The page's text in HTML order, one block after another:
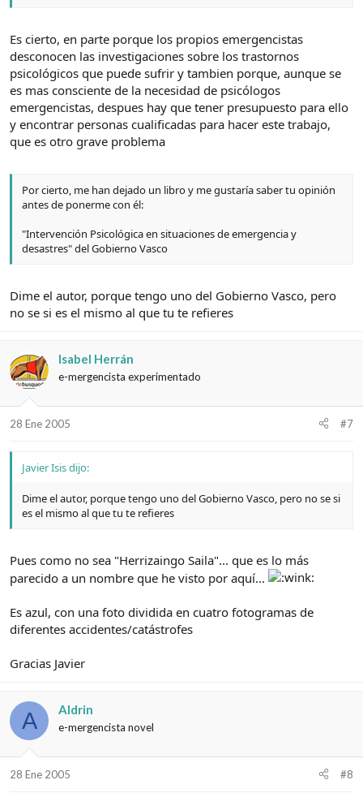
Es cierto, en parte porque los propios emergencistas
desconocen las investigaciones sobre los trastornos
psicológicos que puede sufrir y tambien porque, aunque se
es mas consciente de la necesidad de psicólogos
emergencistas, despues hay que tener presupuesto para ello
y encontrar personas cualificadas para hacer este trabajo,
que es otro grave problema
Por cierto, me han dejado un libro y me gustaría saber tu opinión
antes de ponerme con él:
"Intervención Psicológica en situaciones de emergencia y
desastres" del Gobierno Vasco
Dime el autor, porque tengo uno del Gobierno Vasco, pero
no se si es el mismo al que tu te refieres
Isabel Herrán
e-mergencista experimentado
28 Ene 2005 #7
Javier Isis dijo:
Dime el autor, porque tengo uno del Gobierno Vasco, pero no se si
es el mismo al que tu te refieres
Pues como no sea "Herrizaingo Saila"... que es lo más
parecido a un nombre que he visto por aquí...
Es azul, con una foto dividida en cuatro fotogramas de
diferentes accidentes/catástrofes
Gracias Javier
A Aldrin
e-mergencista novel
28 Ene 2005 #8